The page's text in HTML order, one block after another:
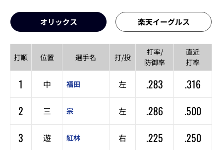
オリックス 楽天イーグルス
打順 位置 選手名 打/投
打率/
防御率
直近
打率
1 中 福田 左 .283
.316
2
三 宗 左 .286
.500
3
遊 紅林 右 .225
.250